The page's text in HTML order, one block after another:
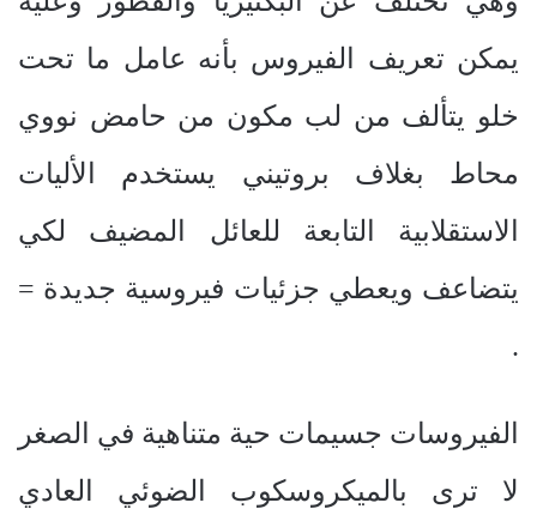
يمكن تعريف الفيروس بأنه عامل ما تحت
خلو يتألف من لب مكون من حامض نووي
محاط بغلاف بروتيني يستخدم الأليات
الاستقلابية التابعة للعائل المضيف لكي
يتضاعف ويعطي جزئيات فيروسية جديدة =
.
الفيروسات جسيمات حية متناهية في الصغر
لا ترى بالميكروسكوب الضوئي العادي